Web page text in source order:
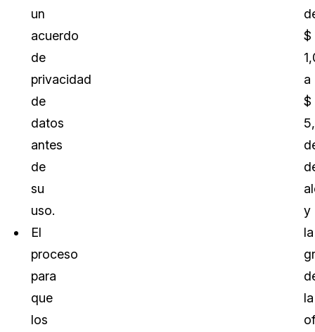
un
acuerdo
de
privacidad
de
datos
antes
de
su
uso.
El
proceso
para
que
los
$
a
$
y
la
la